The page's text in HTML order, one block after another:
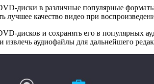
диски в различные популярные
качество видео при
дисков и сохранять его в
аудиофайлы для дальнейшего